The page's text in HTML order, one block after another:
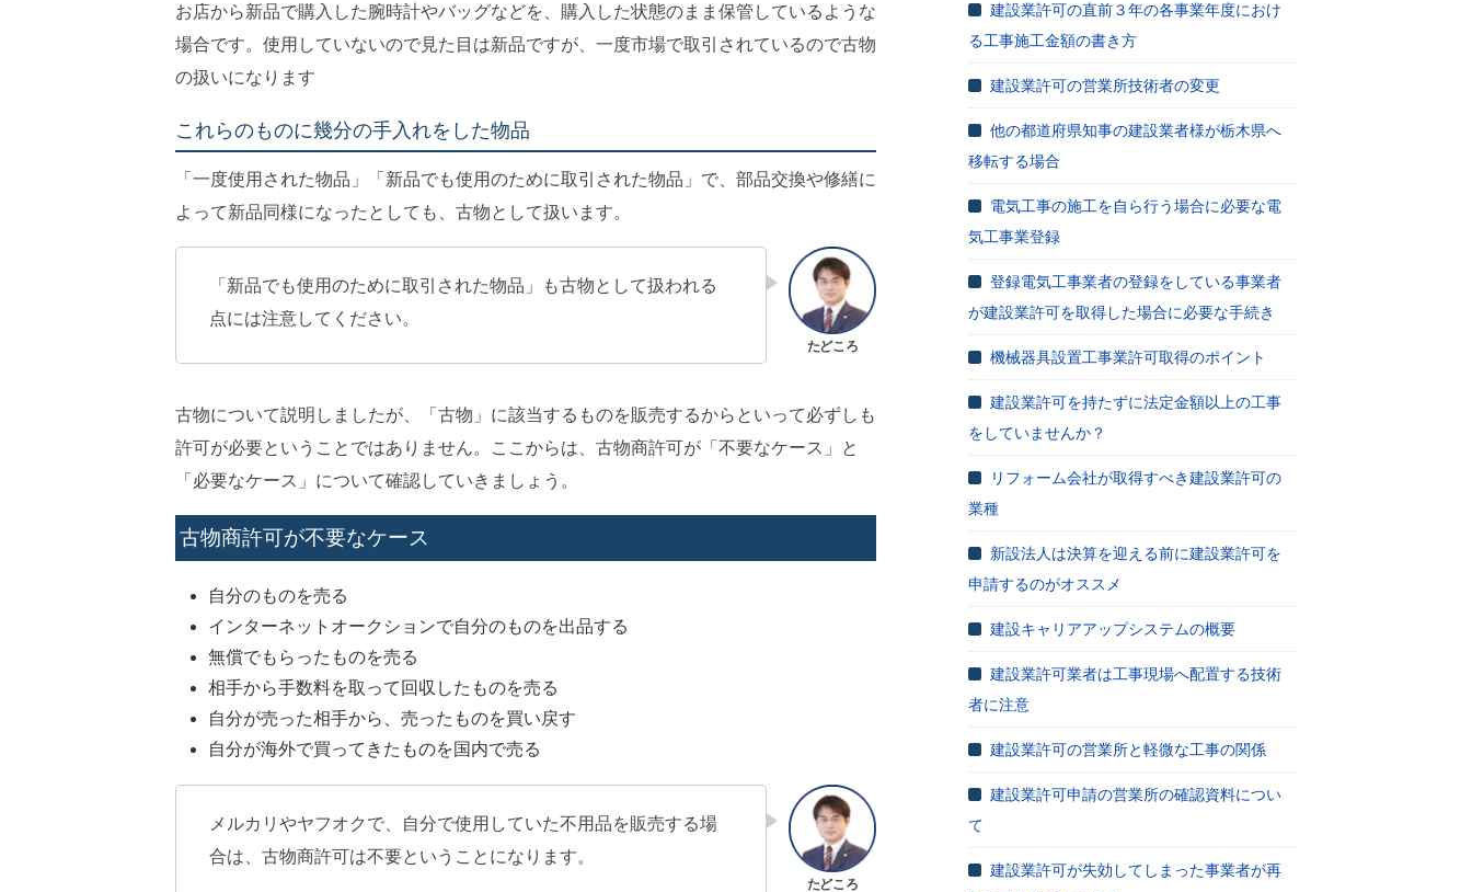
お店から新品で購入した腕時計やバッグなどを、購入した状態のまま保管しているような
場合です。使用していないので見た目は新品ですが、一度市場で取引されているので古物
の扱いになります
これらのものに幾分の手入れをした物品
「一度使用された物品」「新品でも使用のために取引された物品」で、部品交換や修繕に
よって新品同様になったとしても、古物として扱います。
「新品でも使用のために取引された物品」も古物として扱われる
点には注意してください。
古物について説明しましたが、「古物」に該当するものを販売するからといって必ずしも
許可が必要ということではありません。ここからは、古物商許可が「不要なケース」と
「必要なケース」について確認していきましょう。
古物商許可が不要なケース
自分のものを売る
インターネットオークションで自分のものを出品する
無償でもらったものを売る
相手から手数料を取って回収したものを売る
自分が売った相手から、売ったものを買い戻す
自分が海外で買ってきたものを国内で売る
メルカリやヤフオクで、自分で使用していた不用品を販売する場
合は、古物商許可は不要ということになります。
建設業許可の直前３年の各事業年度におけ
る工事施工金額の書き方
建設業許可の営業所技術者の変更
他の都道府県知事の建設業者様が栃木県へ
移転する場合
電気工事の施工を自ら行う場合に必要な電
気工事業登録
登録電気工事業者の登録をしている事業者
が建設業許可を取得した場合に必要な手続き
機械器具設置工事業許可取得のポイント
建設業許可を持たずに法定金額以上の工事
をしていませんか？
リフォーム会社が取得すべき建設業許可の
業種
新設法人は決算を迎える前に建設業許可を
申請するのがオススメ
建設キャリアアップシステムの概要
建設業許可業者は工事現場へ配置する技術
者に注意
建設業許可の営業所と軽微な工事の関係
建設業許可申請の営業所の確認資料につい
て
建設業許可が失効してしまった事業者が再